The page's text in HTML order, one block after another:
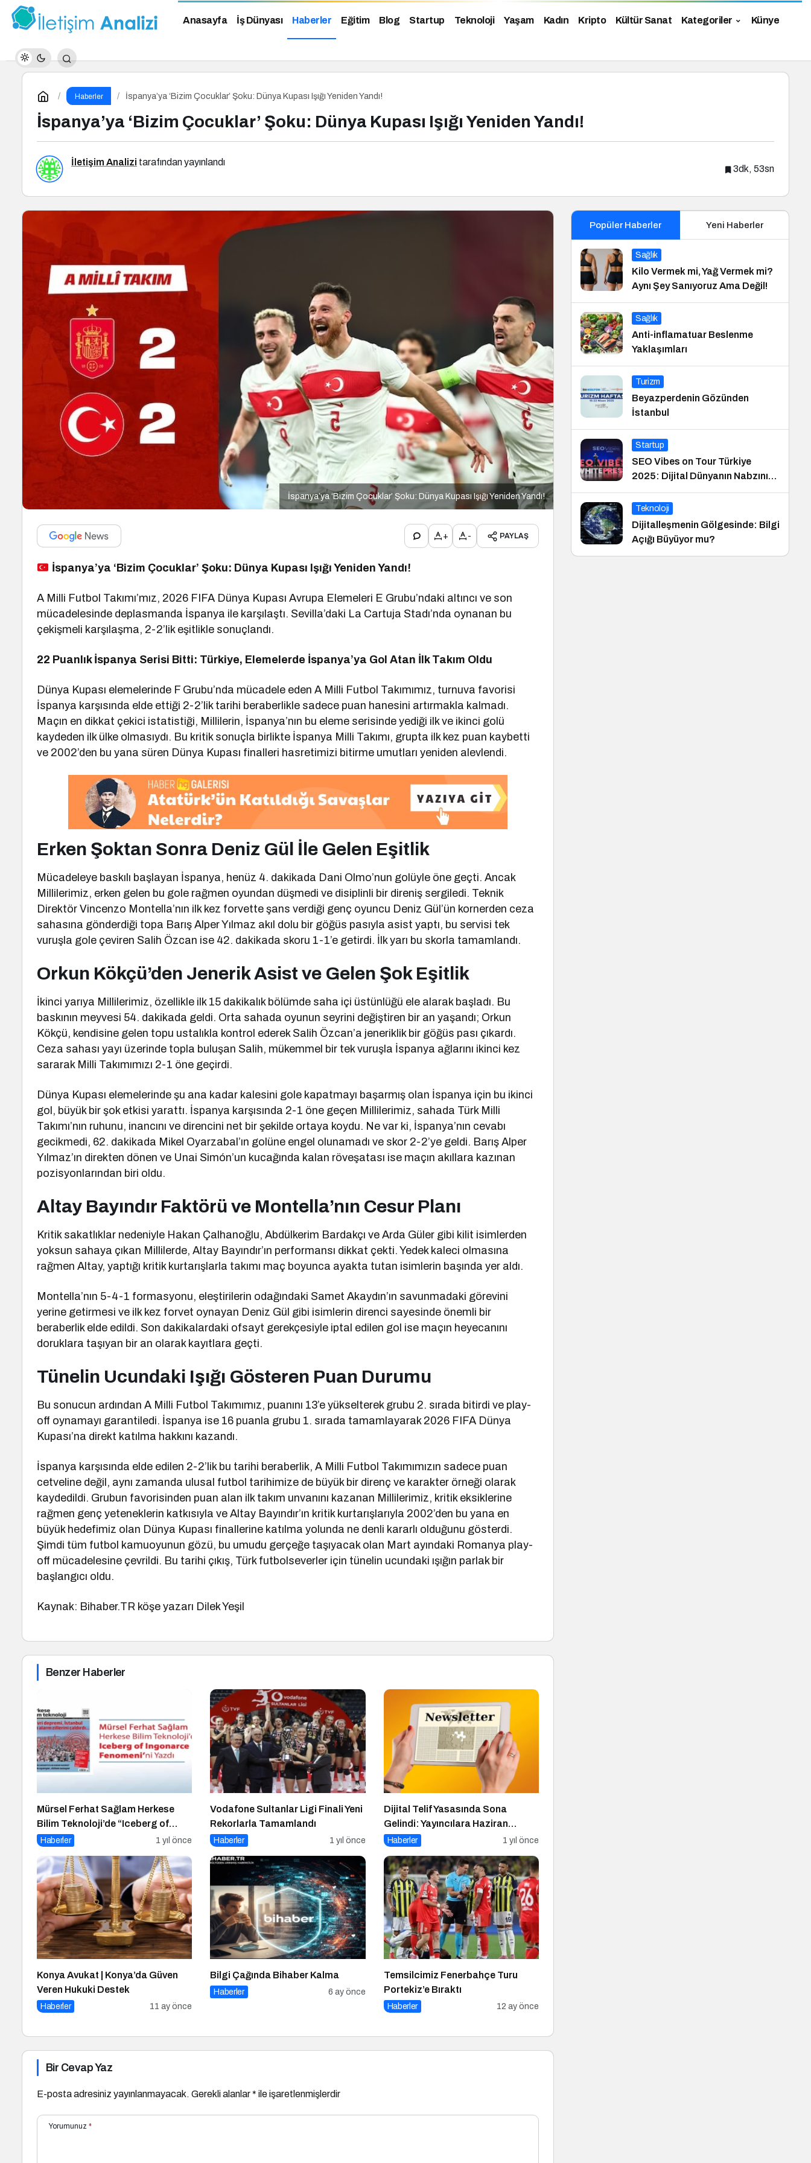
Anasayfa İş Dünyası Haberler Eğitim Blog Startup Teknoloji Yaşam Kadın Kripto Kültür Sanat Kategoriler Künye
Haberler İspanya’ya ‘Bizim Çocuklar’ Şoku: Dünya Kupası Işığı Yeniden Yandı!
İspanya’ya ‘Bizim Çocuklar’ Şoku: Dünya Kupası Işığı Yeniden Yandı!
İletişim Analizi tarafından yayınlandı
3dk, 53sn
İspanya’ya ‘Bizim Çocuklar’ Şoku: Dünya Kupası Işığı Yeniden Yandı!
+ - PAYLAŞ
İspanya’ya ‘Bizim Çocuklar’ Şoku: Dünya Kupası Işığı Yeniden Yandı!
A Milli Futbol Takımı’mız, 2026 FIFA Dünya Kupası Avrupa Elemeleri E Grubu’ndaki altıncı ve son
mücadelesinde deplasmanda İspanya ile karşılaştı. Sevilla’daki La Cartuja Stadı’nda oynanan bu
çekişmeli karşılaşma, 2-2’lik eşitlikle sonuçlandı.
22 Puanlık İspanya Serisi Bitti: Türkiye, Elemelerde İspanya’ya Gol Atan İlk Takım Oldu
Dünya Kupası elemelerinde F Grubu’nda mücadele eden A Milli Futbol Takımımız, turnuva favorisi
İspanya karşısında elde ettiği 2-2’lik tarihi beraberlikle sadece puan hanesini artırmakla kalmadı.
Maçın en dikkat çekici istatistiği, Millilerin, İspanya’nın bu eleme serisinde yediği ilk ve ikinci golü
kaydeden ilk ülke olmasıydı. Bu kritik sonuçla birlikte İspanya Milli Takımı, grupta ilk kez puan kaybetti
ve 2002’den bu yana süren Dünya Kupası finalleri hasretimizi bitirme umutları yeniden alevlendi.
Erken Şoktan Sonra Deniz Gül İle Gelen Eşitlik
Mücadeleye baskılı başlayan İspanya, henüz 4. dakikada Dani Olmo’nun golüyle öne geçti. Ancak
Millilerimiz, erken gelen bu gole rağmen oyundan düşmedi ve disiplinli bir direniş sergiledi. Teknik
Direktör Vincenzo Montella’nın ilk kez forvette şans verdiği genç oyuncu Deniz Gül’ün kornerden ceza
sahasına gönderdiği topa Barış Alper Yılmaz akıl dolu bir göğüs pasıyla asist yaptı, bu servisi tek
vuruşla gole çeviren Salih Özcan ise 42. dakikada skoru 1-1’e getirdi. İlk yarı bu skorla tamamlandı.
Orkun Kökçü’den Jenerik Asist ve Gelen Şok Eşitlik
İkinci yarıya Millilerimiz, özellikle ilk 15 dakikalık bölümde saha içi üstünlüğü ele alarak başladı. Bu
baskının meyvesi 54. dakikada geldi. Orta sahada oyunun seyrini değiştiren bir an yaşandı; Orkun
Kökçü, kendisine gelen topu ustalıkla kontrol ederek Salih Özcan’a jeneriklik bir göğüs pası çıkardı.
Ceza sahası yayı üzerinde topla buluşan Salih, mükemmel bir tek vuruşla İspanya ağlarını ikinci kez
sararak Milli Takımımızı 2-1 öne geçirdi.
Dünya Kupası elemelerinde şu ana kadar kalesini gole kapatmayı başarmış olan İspanya için bu ikinci
gol, büyük bir şok etkisi yarattı. İspanya karşısında 2-1 öne geçen Millilerimiz, sahada Türk Milli
Takımı’nın ruhunu, inancını ve direncini net bir şekilde ortaya koydu. Ne var ki, İspanya’nın cevabı
gecikmedi, 62. dakikada Mikel Oyarzabal’ın golüne engel olunamadı ve skor 2-2’ye geldi. Barış Alper
Yılmaz’ın direkten dönen ve Unai Simón’un kucağında kalan röveşatası ise maçın akıllara kazınan
pozisyonlarından biri oldu.
Altay Bayındır Faktörü ve Montella’nın Cesur Planı
Kritik sakatlıklar nedeniyle Hakan Çalhanoğlu, Abdülkerim Bardakçı ve Arda Güler gibi kilit isimlerden
yoksun sahaya çıkan Millilerde, Altay Bayındır’ın performansı dikkat çekti. Yedek kaleci olmasına
rağmen Altay, yaptığı kritik kurtarışlarla takımı maç boyunca ayakta tutan isimlerin başında yer aldı.
Montella’nın 5-4-1 formasyonu, eleştirilerin odağındaki Samet Akaydın’ın savunmadaki görevini
yerine getirmesi ve ilk kez forvet oynayan Deniz Gül gibi isimlerin direnci sayesinde önemli bir
beraberlik elde edildi. Son dakikalardaki ofsayt gerekçesiyle iptal edilen gol ise maçın heyecanını
doruklara taşıyan bir an olarak kayıtlara geçti.
Tünelin Ucundaki Işığı Gösteren Puan Durumu
Bu sonucun ardından A Milli Futbol Takımımız, puanını 13’e yükselterek grubu 2. sırada bitirdi ve play-
off oynamayı garantiledi. İspanya ise 16 puanla grubu 1. sırada tamamlayarak 2026 FIFA Dünya
Kupası’na direkt katılma hakkını kazandı.
İspanya karşısında elde edilen 2-2’lik bu tarihi beraberlik, A Milli Futbol Takımımızın sadece puan
cetveline değil, aynı zamanda ulusal futbol tarihimize de büyük bir direnç ve karakter örneği olarak
kaydedildi. Grubun favorisinden puan alan ilk takım unvanını kazanan Millilerimiz, kritik eksiklerine
rağmen genç yeteneklerin katkısıyla ve Altay Bayındır’ın kritik kurtarışlarıyla 2002’den bu yana en
büyük hedefimiz olan Dünya Kupası finallerine katılma yolunda ne denli kararlı olduğunu gösterdi.
Şimdi tüm futbol kamuoyunun gözü, bu umudu gerçeğe taşıyacak olan Mart ayındaki Romanya play-
off mücadelesine çevrildi. Bu tarihi çıkış, Türk futbolseverler için tünelin ucundaki ışığın parlak bir
başlangıcı oldu.
Kaynak: Bihaber.TR köşe yazarı Dilek Yeşil
Benzer Haberler
Mürsel Ferhat Sağlam Herkese
Bilim Teknoloji’de “Iceberg of
Ingonarce Fenomeni”ni Yazdı
Haberler 1 yıl önce
Vodafone Sultanlar Ligi Finali Yeni
Rekorlarla Tamamlandı
Haberler 1 yıl önce
Dijital Telif Yasasında Sona
Gelindi: Yayıncılara Haziran
Müjdesi
Haberler 1 yıl önce
Konya Avukat | Konya’da Güven
Veren Hukuki Destek
Haberler 11 ay önce
Bilgi Çağında Bihaber Kalma
Haberler 6 ay önce
Temsilcimiz Fenerbahçe Turu
Portekiz’e Bıraktı
Haberler 12 ay önce
Bir Cevap Yaz
E-posta adresiniz yayınlanmayacak. Gerekli alanlar* ile işaretlenmişlerdir
Yorumunuz *
Popüler Haberler Yeni Haberler
Sağlık
Kilo Vermek mi, Yağ Vermek mi?
Aynı Şey Sanıyoruz Ama Değil!
Sağlık
Anti-inflamatuar Beslenme
Yaklaşımları
Turizm
Beyazperdenin Gözünden
İstanbul
Startup
SEO Vibes on Tour Türkiye
2025: Dijital Dünyanın Nabzını
Tutan Etkinlik
Teknoloji
Dijitalleşmenin Gölgesinde: Bilgi
Açığı Büyüyor mu?